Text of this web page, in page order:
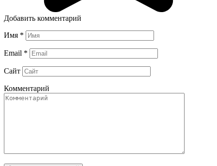
Добавить комментарий
Имя *
Email *
Сайт
Комментарий